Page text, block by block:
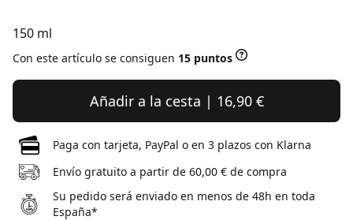
150 ml
Con este artículo se consiguen 15 puntos
Añadir a la cesta | 16,90 €
Paga con tarjeta, PayPal o en 3 plazos con Klarna
Envío gratuito a partir de 60,00 € de compra
Su pedido será enviado en menos de 48h en toda
España*